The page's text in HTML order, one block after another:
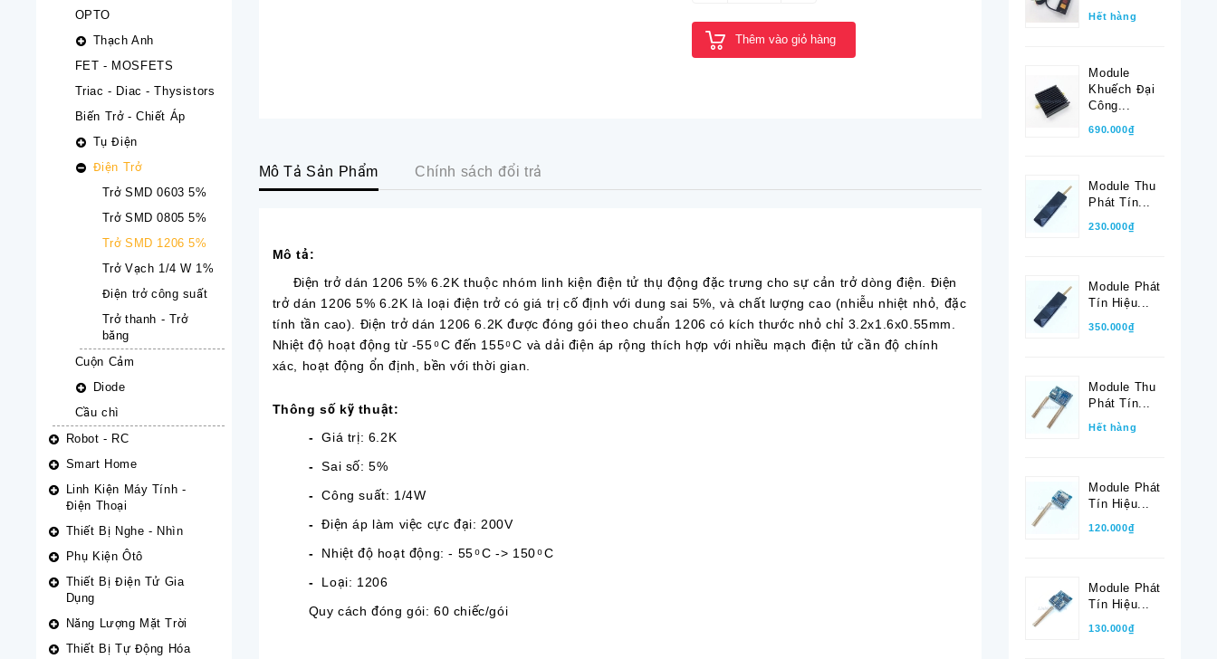
OPTO
Thạch Anh
FET - MOSFETS
Triac - Diac - Thysistors
Biến Trở - Chiết Áp
Tụ Điện
Điện Trở
Trở SMD 0603 5%
Trở SMD 0805 5%
Trở SMD 1206 5%
Trở Vạch 1/4 W 1%
Điện trở công suất
Trở thanh - Trở
băng
Cuộn Cảm
Diode
Cầu chì
Robot - RC
Smart Home
Linh Kiện Máy Tính -
Điện Thoại
Thiết Bị Nghe - Nhìn
Phụ Kiện Ôtô
Thiết Bị Điện Tử Gia
Dụng
Năng Lượng Mặt Trời
Thiết Bị Tự Động Hóa
Thêm vào giỏ hàng
Mô Tả Sản Phẩm Chính sách đổi trả
Mô tả:
Điện trở dán 1206 5% 6.2K thuộc nhóm linh kiện điện tử thụ động đặc trưng cho sự cản trở dòng điện. Điện
trở dán 1206 5% 6.2K là loại điện trở có giá trị cố định với dung sai 5%, và chất lượng cao (nhiễu nhiệt nhỏ, đặc
tính tần cao). Điện trở dán 1206 6.2K được đóng gói theo chuẩn 1206 có kích thước nhỏ chỉ 3.2x1.6x0.55mm.
Nhiệt độ hoạt động từ -55 ͦ C đến 155 ͦ C và dải điện áp rộng thích hợp với nhiều mạch điện tử cần độ chính
xác, hoạt động ổn định, bền với thời gian.
Thông số kỹ thuật:
-Giá trị: 6.2K
-Sai số: 5%
-Công suất: 1/4W
-Điện áp làm việc cực đại: 200V
- Nhiệt độ hoạt động: - 55 ͦ C -> 150 ͦ C
- Loại: 1206
Quy cách đóng gói: 60 chiếc/gói
Hết hàng
Module
Khuếch Đại
Công...
690.000₫
Module Thu
Phát Tín...
230.000₫
Module Phát
Tín Hiệu...
350.000₫
Module Thu
Phát Tín...
Hết hàng
Module Phát
Tín Hiệu...
120.000₫
Module Phát
Tín Hiệu...
130.000₫